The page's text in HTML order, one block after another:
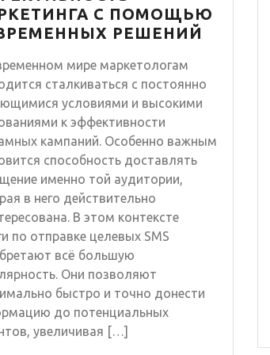
С ПОМОЩЬЮ
РЕШЕНИЙ
мире маркетологам
сталкиваться с постоянно
условиями и высокими
к эффективности
кампаний. Особенно важным
способность доставлять
именно той аудитории,
в него действительно
В этом контексте
по отправке целевых SMS
всё большую
Они позволяют
быстро и точно донести
до потенциальных
увеличивая […]